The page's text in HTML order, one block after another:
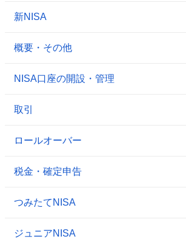
新NISA
概要・その他
NISA口座の開設・管理
取引
ロールオーバー
税金・確定申告
つみたてNISA
ジュニアNISA